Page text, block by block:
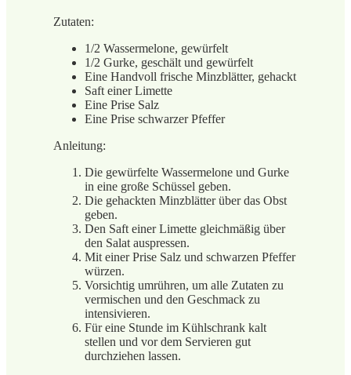
Zutaten:
1/2 Wassermelone, gewürfelt
1/2 Gurke, geschält und gewürfelt
Eine Handvoll frische Minzblätter, gehackt
Saft einer Limette
Eine Prise Salz
Eine Prise schwarzer Pfeffer
Anleitung:
Die gewürfelte Wassermelone und Gurke
in eine große Schüssel geben.
Die gehackten Minzblätter über das Obst
geben.
Den Saft einer Limette gleichmäßig über
den Salat auspressen.
Mit einer Prise Salz und schwarzen Pfeffer
würzen.
Vorsichtig umrühren, um alle Zutaten zu
vermischen und den Geschmack zu
intensivieren.
Für eine Stunde im Kühlschrank kalt
stellen und vor dem Servieren gut
durchziehen lassen.